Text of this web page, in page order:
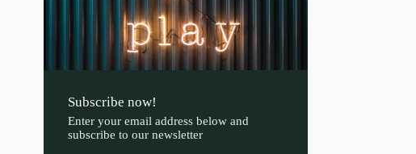
Subscribe now!
Enter your email address below and
subscribe to our newsletter